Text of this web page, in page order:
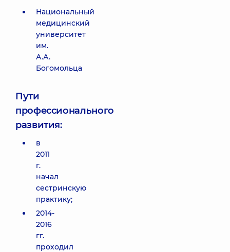
Национальный
медицинский
университет
им.
А.А.
Богомольца
Пути
профессионального
развития:
в
2011
г.
начал
сестринскую
практику;
2014-
2016
гг.
проходил